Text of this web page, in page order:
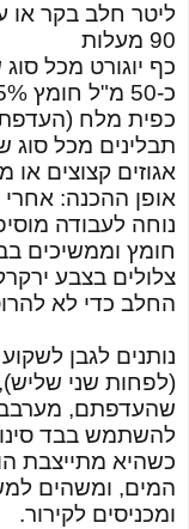
90 מעלות
כף יוגורט מכל
כ-50 מ"ל חומץ 5%
כפית מלח
תבלינים מכל סוג
אגוזים קצוצים
אופן ההכנה:
נוחה לעבודה
חומץ וממשיכים
צלולים בצבע
החלב כדי לא
נותנים לגבן
(לפחות שני
שהעדפתם,
להשתמש בבד
כשהיא מתייצבת
המים, ומשהים
ומכניסים לקירור.